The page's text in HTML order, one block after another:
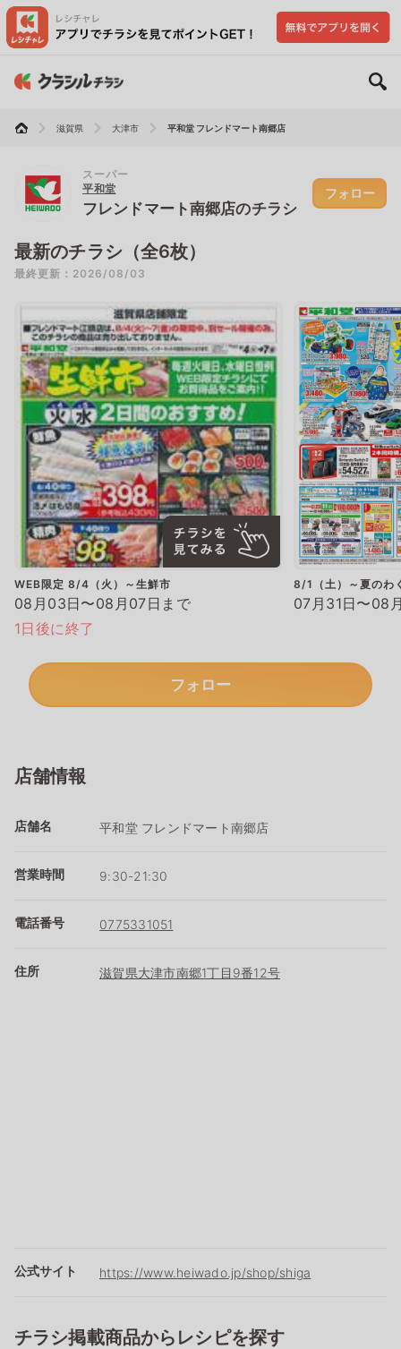
滋賀県 大津市 平和堂 フレンドマート南郷店
スーパー
平和堂
フレンドマート南郷店のチラシ
フォロー
最新のチラシ（全6枚）
最終更新：2026/08/03
WEB限定 8/4（火）～生鮮市
08月03日〜08月07日まで
1日後に終了
8/1（土）～夏のわ
07月31日〜08
フォロー
店舗情報
店舗名 平和堂 フレンドマート南郷店
営業時間 9:30-21:30
電話番号 0775331051
住所 滋賀県大津市南郷1丁目9番12号
公式サイト https://www.heiwado.jp/shop/shiga
チラシ掲載商品からレシピを探す